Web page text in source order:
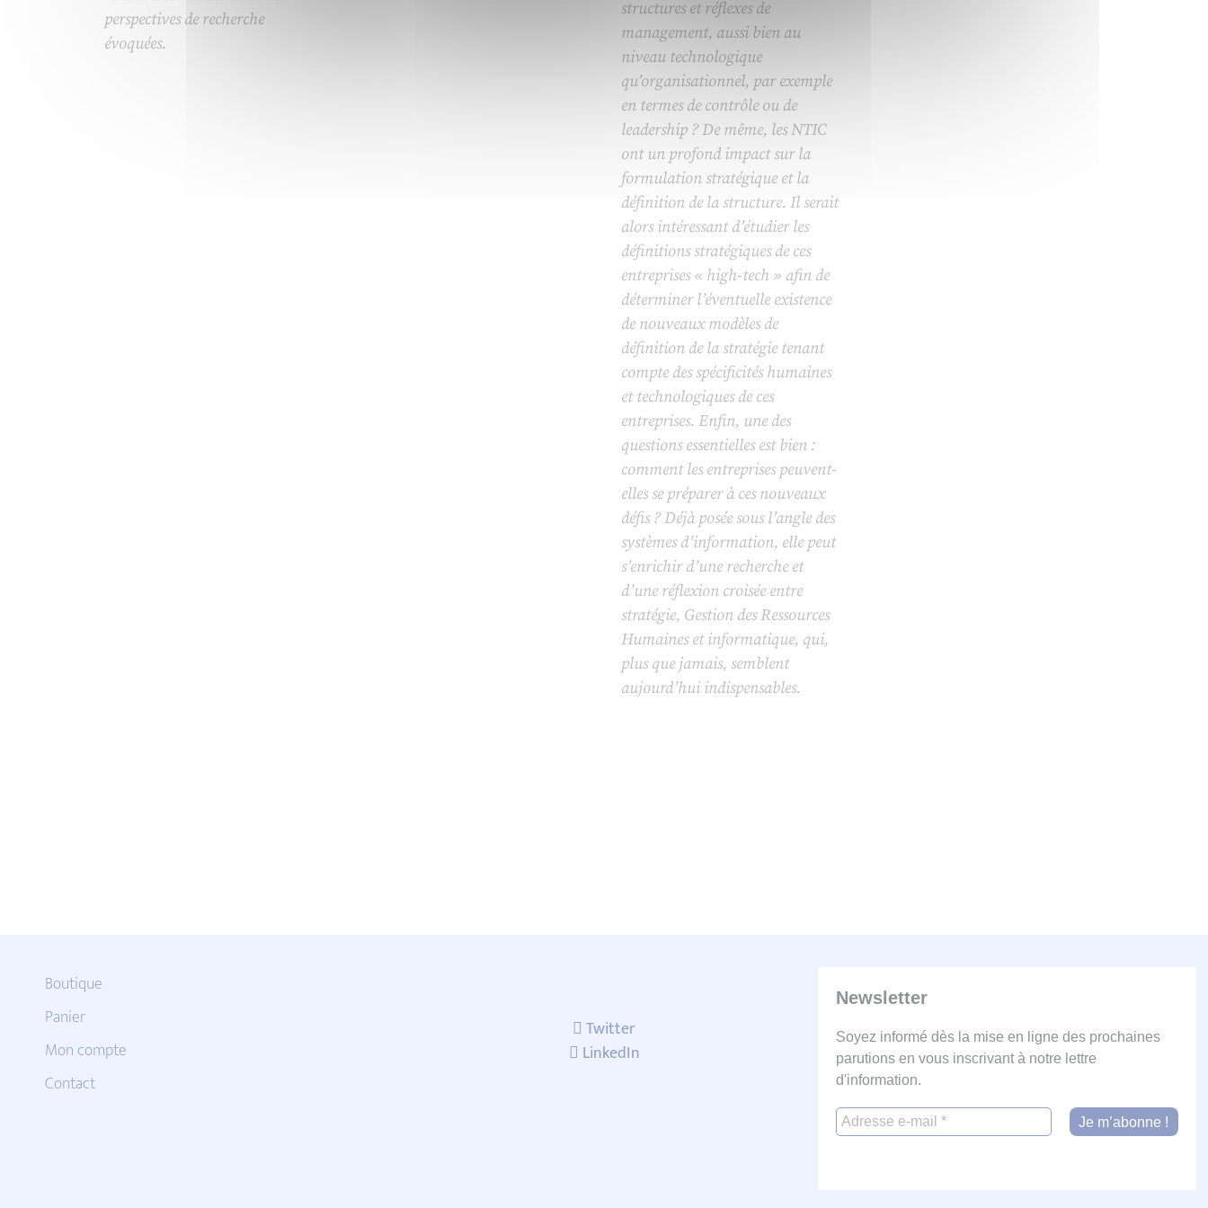
perspectives de recherche
évoquées.
structures et réflexes de
management, aussi bien au
niveau technologique
qu’organisationnel, par exemple
en termes de contrôle ou de
leadership ? De même, les NTIC
ont un profond impact sur la
formulation stratégique et la
définition de la structure. Il serait
alors intéressant d’étudier les
définitions stratégiques de ces
entreprises « high-tech » afin de
déterminer l’éventuelle existence
de nouveaux modèles de
définition de la stratégie tenant
compte des spécificités humaines
et technologiques de ces
entreprises. Enfin, une des
questions essentielles est bien :
comment les entreprises peuvent-
elles se préparer à ces nouveaux
défis ? Déjà posée sous l’angle des
systèmes d’information, elle peut
s’enrichir d’une recherche et
d’une réflexion croisée entre
stratégie, Gestion des Ressources
Humaines et informatique, qui,
plus que jamais, semblent
aujourd’hui indispensables.
Boutique
Panier
Mon compte
Contact
Twitter
LinkedIn
Newsletter
Soyez informé dès la mise en ligne des prochaines
parutions en vous inscrivant à notre lettre
d'information.